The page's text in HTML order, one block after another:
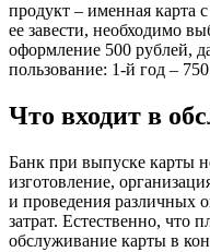
продукт – именная карта
ее завести, необходимо
оформление 500 рублей,
пользование: 1-й год –
Что входит в
Банк при выпуске карты
изготовление,
и проведения различных
затрат. Естественно, что
обслуживание карты в